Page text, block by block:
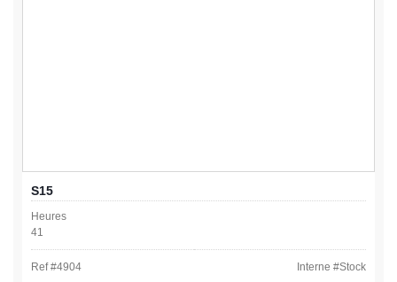
S15
Heures
41
Ref #4904 Interne #Stock